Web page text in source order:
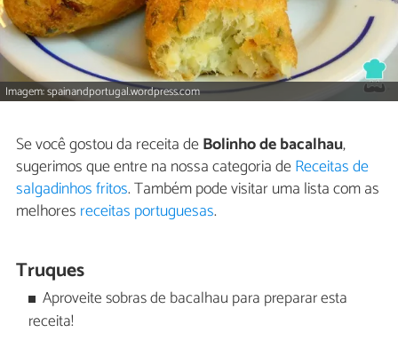
Imagem: spainandportugal.wordpress.com
Se você gostou da receita deBolinho de bacalhau,
sugerimos que entre na nossa categoria deReceitas de
salgadinhos fritos. Também pode visitar uma lista com as
melhores receitas portuguesas.
Truques
Aproveite sobras de bacalhau para preparar esta
receita!